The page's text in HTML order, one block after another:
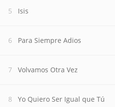
Isis
Para Siempre Adios
Volvamos Otra Vez
Yo Quiero Ser Igual que Tú